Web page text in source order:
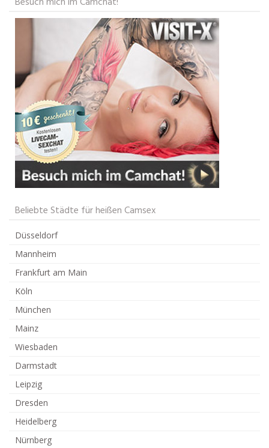
Beliebte Städte für heißen Camsex
Düsseldorf
Mannheim
Frankfurt am Main
Köln
München
Mainz
Wiesbaden
Darmstadt
Leipzig
Dresden
Heidelberg
Nürnberg